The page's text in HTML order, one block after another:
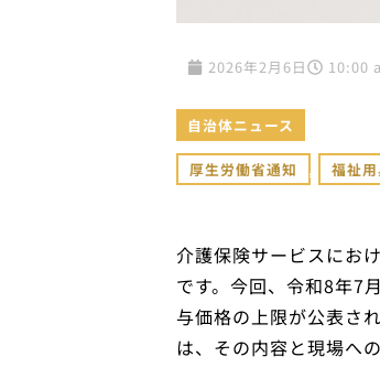
2026年2月6日 10:00
自治体ニュース
厚生労働省通知 , 福祉
介護保険サービスにお
です。今回、令和8年7
与価格の上限が公表さ
は、その内容と現場へ